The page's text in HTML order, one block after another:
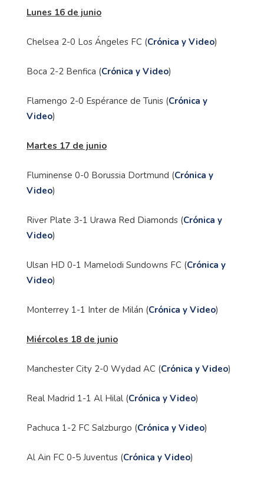
Lunes 16 de junio
Chelsea 2-0 Los Ángeles FC (Crónica y Video)
Boca 2-2 Benfica (Crónica y Video)
Flamengo 2-0 Espérance de Tunis (Crónica y
Video)
Martes 17 de junio
Fluminense 0-0 Borussia Dortmund (Crónica y
Video)
River Plate 3-1 Urawa Red Diamonds (Crónica y
Video)
Ulsan HD 0-1 Mamelodi Sundowns FC (Crónica y
Video)
Monterrey 1-1 Inter de Milán (Crónica y Video)
Miércoles 18 de junio
Manchester City 2-0 Wydad AC (Crónica y Video)
Real Madrid 1-1 Al Hilal (Crónica y Video)
Pachuca 1-2 FC Salzburgo (Crónica y Video)
Al Ain FC 0-5 Juventus (Crónica y Video)